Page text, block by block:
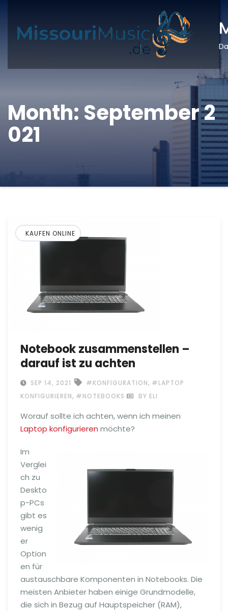
Month: September 2
021
KAUFEN ONLINE
Notebook zusammenstellen –
darauf ist zu achten
SEP 14, 2021 #KONFIGURATION, #LAPTOP
KONFIGURIEREN, #NOTEBOOKS BY ELI
Worauf sollte ich achten, wenn ich meinen
Laptop konfigurieren möchte?
Im
Verglei
ch zu
Deskto
p-PCs
gibt es
wenig
er
Option
en für
austauschbare Komponenten in Notebooks. Die
meisten Anbieter haben einige Grundmodelle,
die sich in Bezug auf Hauptspeicher (RAM),